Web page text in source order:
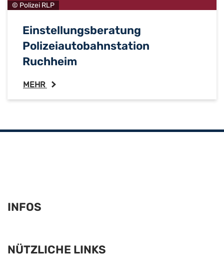
© Polizei RLP
Einstellungsberatung
Polizeiautobahnstation
Ruchheim
MEHR
INFOS
NÜTZLICHE LINKS